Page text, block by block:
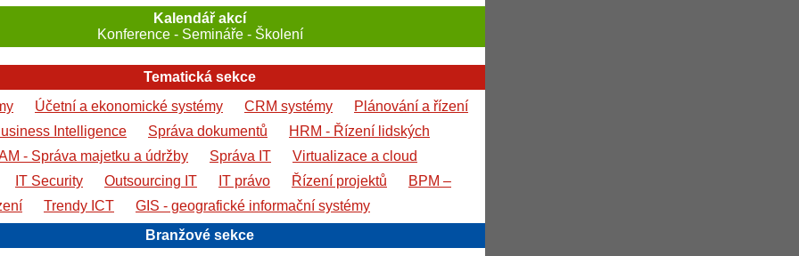
Kalendář akcí
Konference - Semináře - Školení
Tematická sekce
Účetní a ekonomické systémy CRM systémy
Plánování a řízení
Intelligence Správa dokumentů
HRM - Řízení lidských
- Správa majetku a údržby Správa IT
Virtualizace a cloud
IT Security Outsourcing IT IT právo Řízení projektů
BPM –
Trendy ICT
GIS - geografické informační systémy
Branžové sekce